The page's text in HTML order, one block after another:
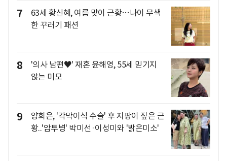
7
63세 황신혜, 여름 맞이 근황…나이 무색
한 꾸러기 패션
8
'의사 남편♥' 재혼 윤해영, 55세 믿기지
않는 미모
9
양희은, '각막이식 수술' 후 지팡이 짚은 근
황..'암투병' 박미선·이성미와 '밝은미소'